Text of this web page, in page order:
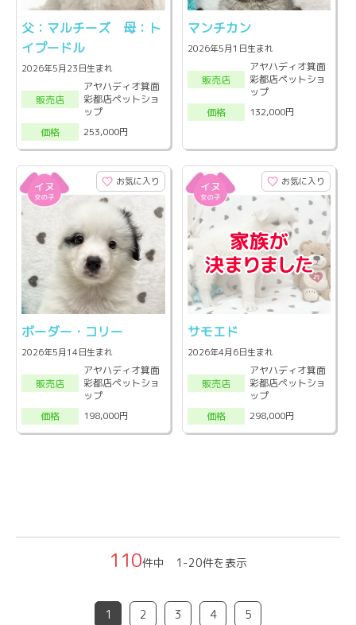
父：マルチーズ 母：ト
イプードル
2026年5月23日生まれ
販売店
アヤハディオ箕面
彩都店ペットショ
ップ
価格
253,000円
マンチカン
2026年5月1日生まれ
販売店
アヤハディオ箕面
彩都店ペットショ
ップ
価格
132,000円
お気に入り
ボーダー・コリー
2026年5月14日生まれ
販売店
アヤハディオ箕面
彩都店ペットショ
ップ
価格
198,000円
お気に入り
サモエド
2026年4月6日生まれ
販売店
アヤハディオ箕面
彩都店ペットショ
ップ
価格
298,000円
110件中 1-20件を表示
1 2 3 4 5